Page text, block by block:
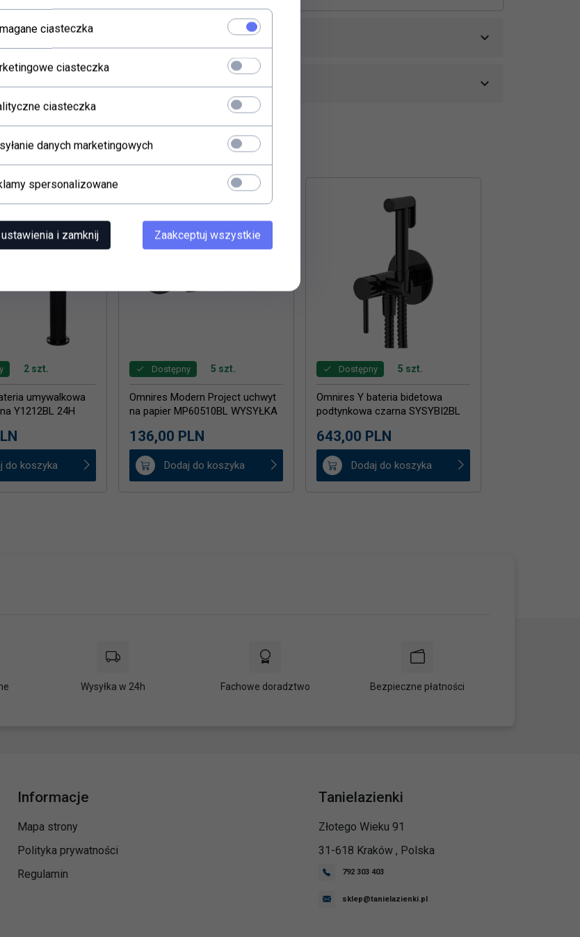
2 szt.
umywalkowa
Y1212BL 24H
do koszyka
Dostępny 5 szt.
Omnires Modern Project uchwyt
na papier MP60510BL WYSYŁKA
136,00 PLN
Dodaj do koszyka
Dostępny 5 szt.
Omnires Y bateria bidetowa
podtynkowa czarna SYSYBI2BL
643,00 PLN
Dodaj do koszyka
Wysyłka w 24h Fachowe doradztwo Bezpieczne płatności
Informacje
Mapa strony
Polityka prywatności
Regulamin
Tanielazienki
Złotego Wieku 91
31-618 Kraków , Polska
792 303 403
sklep@tanielazienki.pl
ciasteczka
ciasteczka
ciasteczka
danych marketingowych
spersonalizowane
i zamknij Zaakceptuj wszystkie